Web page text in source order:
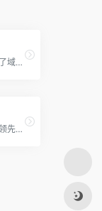
聚名网国内互联网域名综合服务平台，涵盖了域名注册查询、到期域名抢注、域名买卖交易、域名续费管理等多项业务。聚名致力于打造最好的域名交易平台，聚名，让域名创造更多价值！
阿里云——阿里巴巴集团旗下公司，是全球领先的云计算及人工智能科技公司。提供免费试用、云服务器、云数据库、云安全、云企业应用等云计算服务，以及大数据、人工智能服务、精准定制基于场景的行业解决方案。免费备案，7x24小时售后支持，助企业无忧上云。